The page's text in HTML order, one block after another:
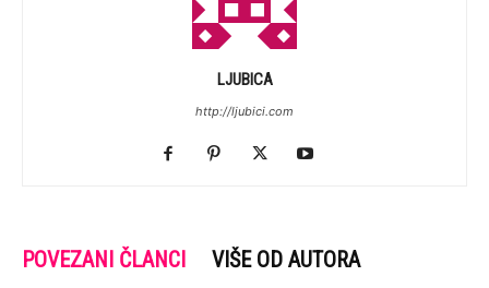
LJUBICA
http://ljubici.com
POVEZANI ČLANCI VIŠE OD AUTORA